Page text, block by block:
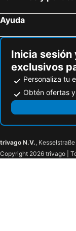
Ayuda
Inicia
exclusivos
Personaliza tu
Obtén ofertas
trivago N.V.,
Copyright 2026 trivago |